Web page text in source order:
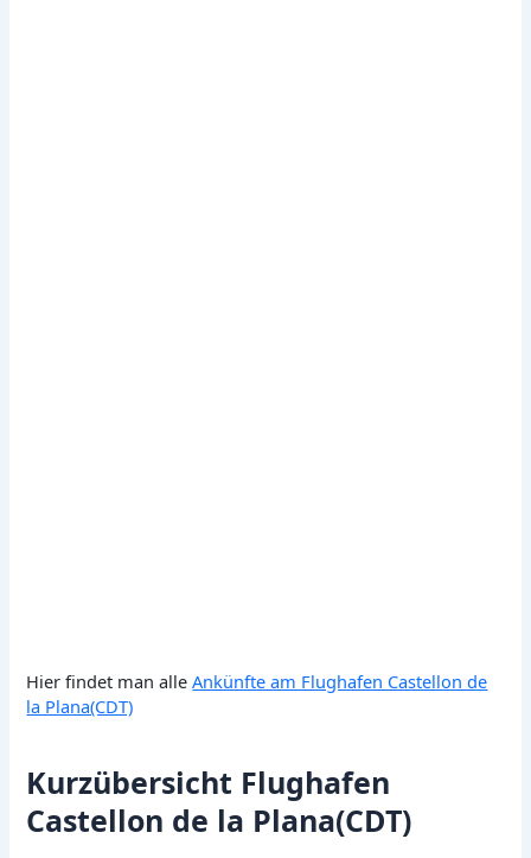
Hier findet man alleAnkünfte am Flughafen Castellon de
la Plana(CDT)
Kurzübersicht Flughafen
Castellon de la Plana(CDT)